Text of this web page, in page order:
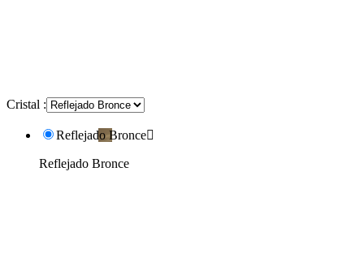
Cristal :
Reflejado Bronce
Reflejado Bronce